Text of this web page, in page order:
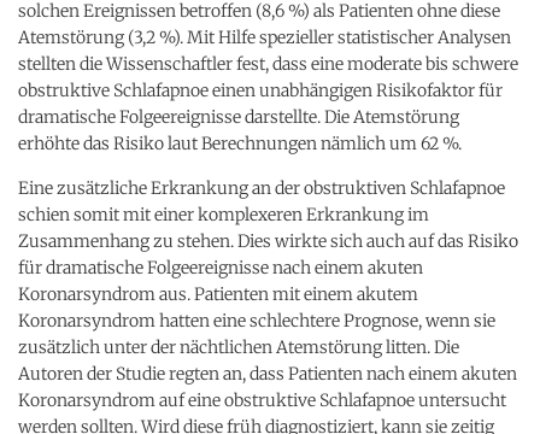
solchen Ereignissen betroffen (8,6 %) als Patienten ohne diese
Atemstörung (3,2 %). Mit Hilfe spezieller statistischer Analysen
stellten die Wissenschaftler fest, dass eine moderate bis schwere
obstruktive Schlafapnoe einen unabhängigen Risikofaktor für
dramatische Folgeereignisse darstellte. Die Atemstörung
erhöhte das Risiko laut Berechnungen nämlich um 62 %.
Eine zusätzliche Erkrankung an der obstruktiven Schlafapnoe
schien somit mit einer komplexeren Erkrankung im
Zusammenhang zu stehen. Dies wirkte sich auch auf das Risiko
für dramatische Folgeereignisse nach einem akuten
Koronarsyndrom aus. Patienten mit einem akutem
Koronarsyndrom hatten eine schlechtere Prognose, wenn sie
zusätzlich unter der nächtlichen Atemstörung litten. Die
Autoren der Studie regten an, dass Patienten nach einem akuten
Koronarsyndrom auf eine obstruktive Schlafapnoe untersucht
werden sollten. Wird diese früh diagnostiziert, kann sie zeitig